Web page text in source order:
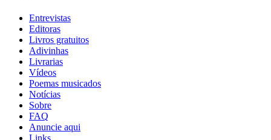
Entrevistas
Editoras
Livros gratuitos
Adivinhas
Livrarias
Vídeos
Poemas musicados
Notícias
Sobre
FAQ
Anuncie aqui
Links